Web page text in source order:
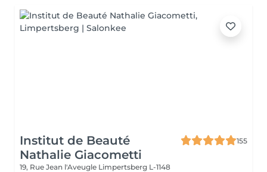
Institut de Beauté
Nathalie Giacometti
155
19, Rue Jean l'Aveugle Limpertsberg L-1148